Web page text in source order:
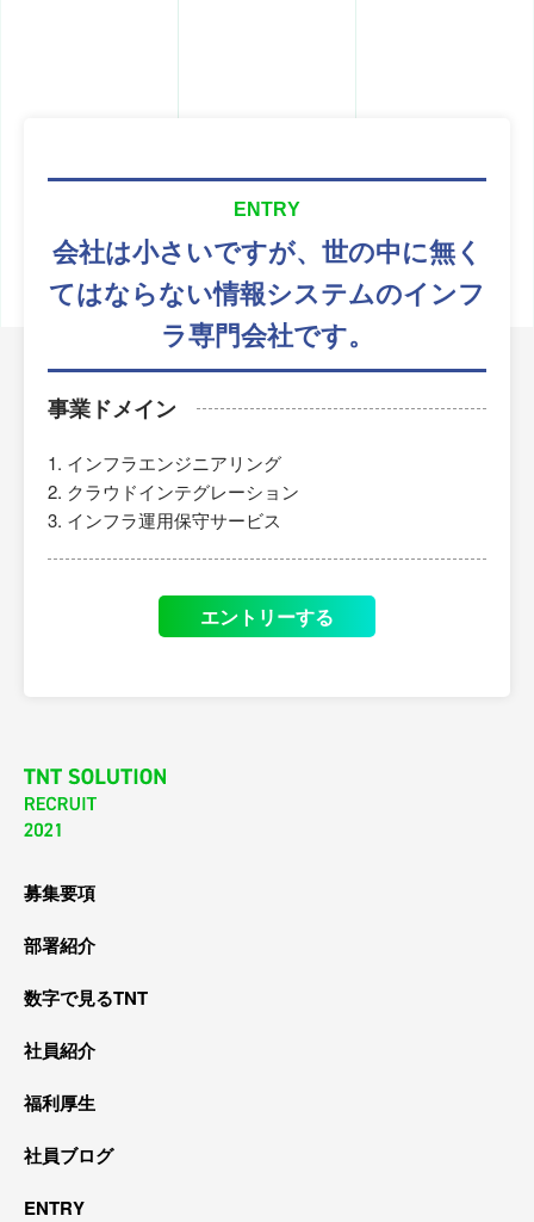
ENTRY
会社は小さいですが、 世の中に無く
てはならない情報システムのインフ
ラ専門会社です。
事業ドメイン
インフラエンジニアリング
クラウドインテグレーション
インフラ運用保守サービス
エントリーする
募集要項
部署紹介
数字で見るTNT
社員紹介
福利厚生
社員ブログ
ENTRY